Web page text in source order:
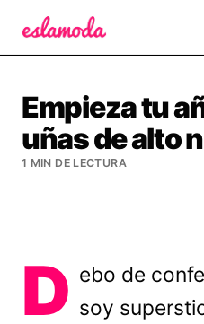
Empieza tu
uñas de alto
1 MIN DE LECTURA
D ebo de
soy